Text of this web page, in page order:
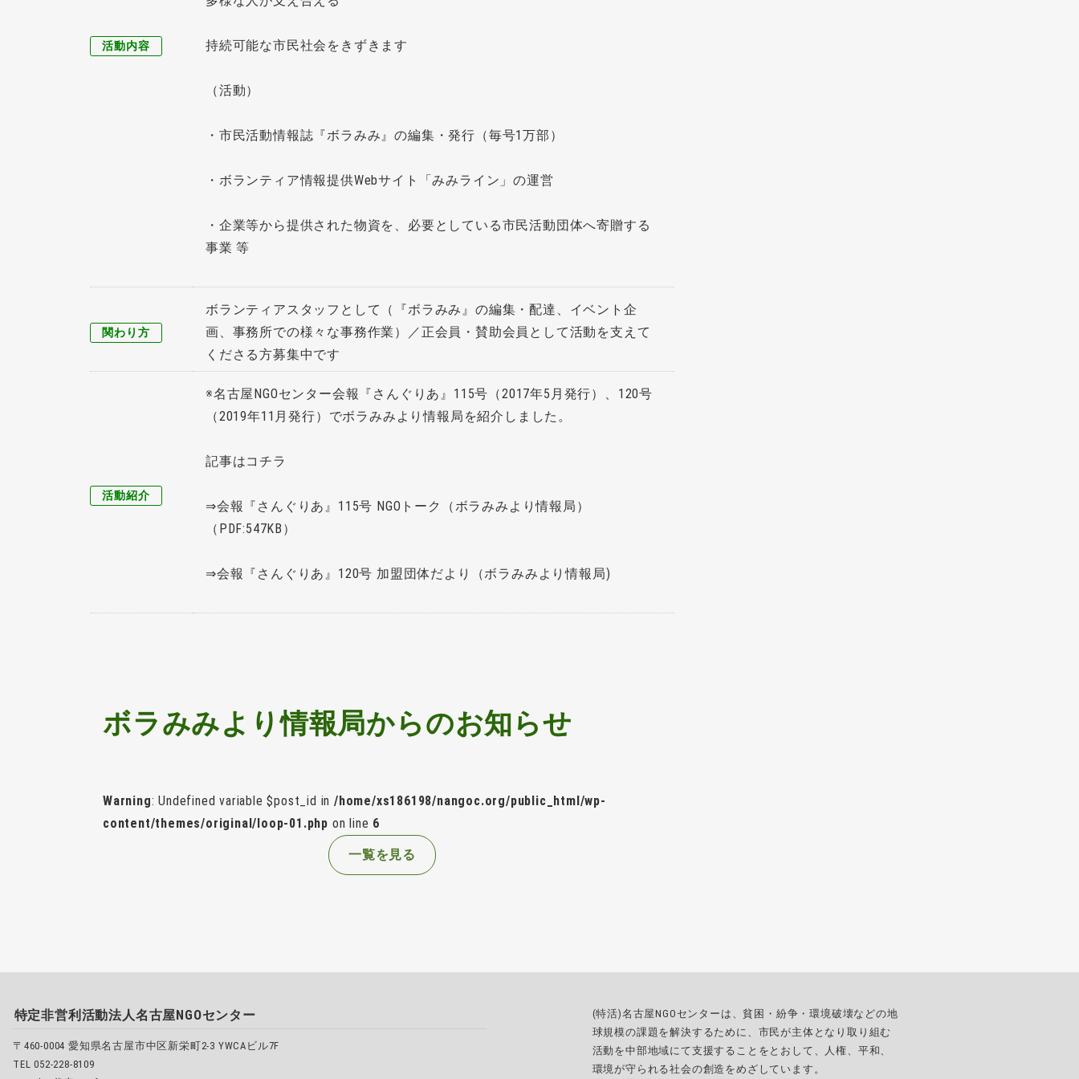
活動内容 持続可能な市民社会をきずきます
（活動）
・市民活動情報誌『ボラみみ』の編集・発行（毎号1万部）
・ボランティア情報提供Webサイト「みみライン」の運営
・企業等から提供された物資を、必要としている市民活動団体へ寄贈する
事業 等
関わり方
ボランティアスタッフとして（『ボラみみ』の編集・配達、イベント企
画、事務所での様々な事務作業）／正会員・賛助会員として活動を支えて
くださる方募集中です
活動紹介
※名古屋NGOセンター会報『さんぐりあ』115号（2017年5月発行）、120号
（2019年11月発行）でボラみみより情報局を紹介しました。
記事はコチラ
⇒会報『さんぐりあ』115号 NGOトーク（ボラみみより情報局）
（PDF:547KB）
⇒会報『さんぐりあ』120号 加盟団体だより（ボラみみより情報局)
ボラみみより情報局からのお知らせ
Warning: Undefined variable $post_id in/home/xs186198/nangoc.org/public_html/wp-
content/themes/original/loop-01.php on line 6
一覧を見る
特定非営利活動法人名古屋NGOセンター
〒460-0004 愛知県名古屋市中区新栄町2-3 YWCAビル7F
TEL 052-228-8109
(特活)名古屋NGOセンターは、貧困・紛争・環境破壊などの地
球規模の課題を解決するために、市民が主体となり取り組む
活動を中部地域にて支援することをとおして、人権、平和、
環境が守られる社会の創造をめざしています。